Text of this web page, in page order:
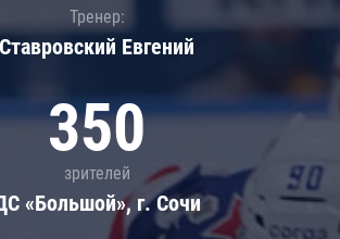
Тренер:
Ставровский Евгений
350
зрителей
«Большой», г. Сочи